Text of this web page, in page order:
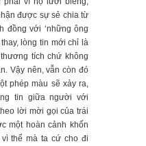
được sự sẻ chia từ
đồng với ‘những ông
lòng tin mới chỉ là
tích chứ không
Vậy nên, vẫn còn đó
phép màu sẽ xảy ra,
tin giữa người với
lời mời gọi của trái
một hoàn cảnh khốn
thế mà ta cứ cho đi